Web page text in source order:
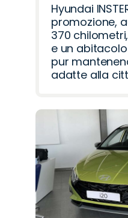
Hyundai
promozione,
370
e un
pur
adatte alla